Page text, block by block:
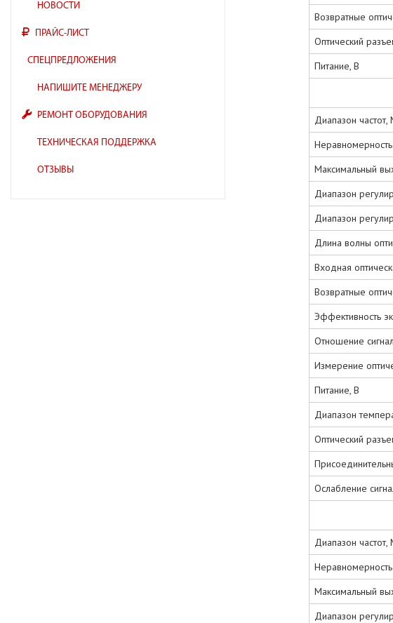
НОВОСТИ
ПРАЙС-ЛИСТ
СПЕЦПРЕДЛОЖЕНИЯ
НАПИШИТЕ МЕНЕДЖЕРУ
РЕМОНТ ОБОРУДОВАНИЯ
ТЕХНИЧЕСКАЯ ПОДДЕРЖКА
ОТЗЫВЫ
Возвратные
Оптический
Питание, В
Диапазон частот,
Максимальный
Диапазон
Диапазон
Длина волны
Входная
Возвратные
Эффективность
Отношение
Измерение
Питание, В
Диапазон
Оптический
Ослабление
Диапазон частот,
Максимальный
Диапазон